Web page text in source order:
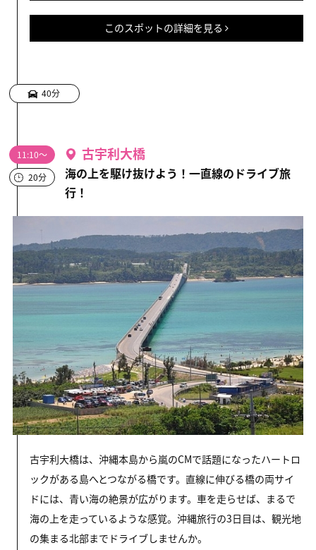
このスポットの詳細を見る
40分
11:10～
20分
古宇利大橋
海の上を駆け抜けよう！一直線のドライブ旅
行！
古宇利大橋は、沖縄本島から嵐のCMで話題になったハートロ
ックがある島へとつながる橋です。直線に伸びる橋の両サイ
ドには、青い海の絶景が広がります。車を走らせば、まるで
海の上を走っているような感覚。沖縄旅行の3日目は、観光地
の集まる北部までドライブしませんか。